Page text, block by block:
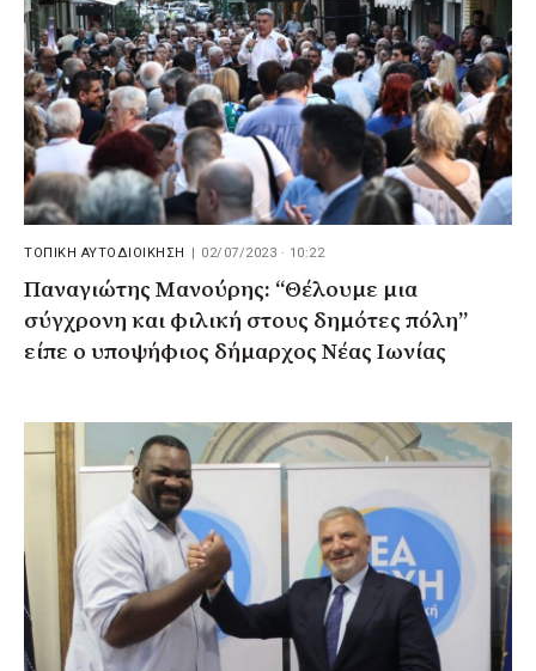
ΤΟΠΙΚΗ ΑΥΤΟΔΙΟΙΚΗΣΗ 02/07/2023 · 10:22
Παναγιώτης Μανούρης: “Θέλουμε μια
σύγχρονη και φιλική στους δημότες πόλη”
είπε ο υποψήφιος δήμαρχος Νέας Ιωνίας